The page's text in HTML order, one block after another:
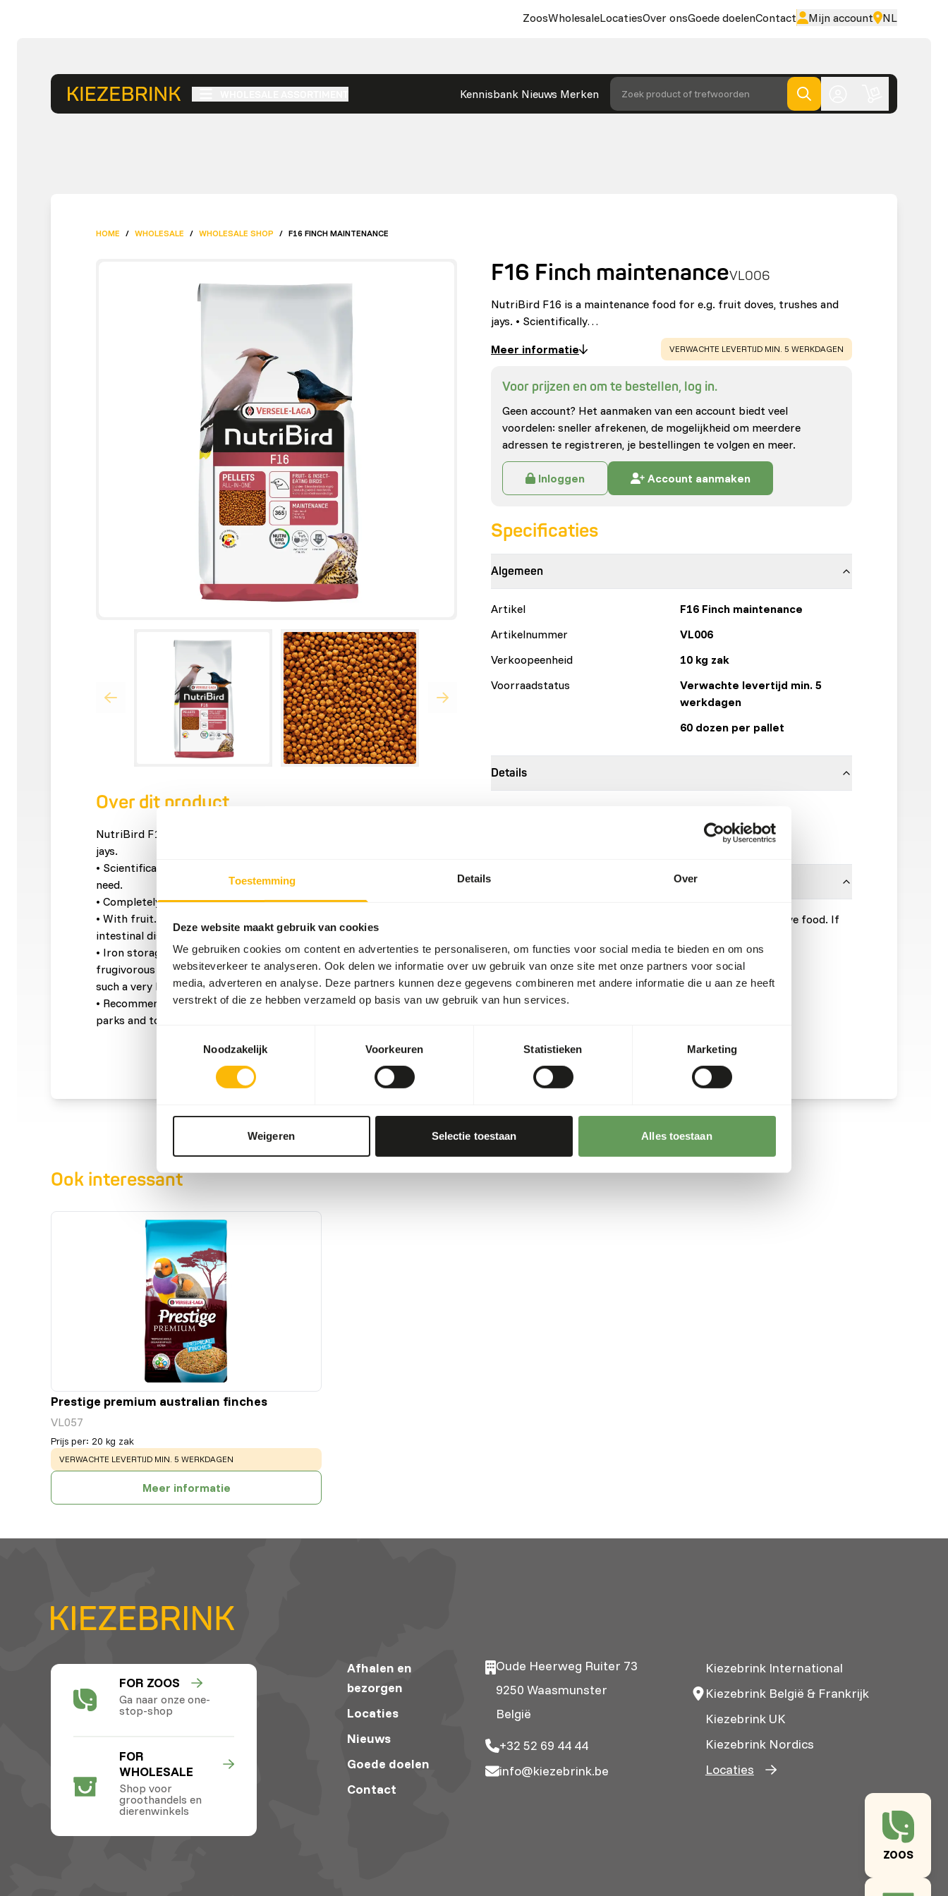
Toestemming Details Over
Deze website maakt gebruik van cookies
We gebruiken cookies om content en advertenties te personaliseren, om functies voor social media te bieden en om ons
websiteverkeer te analyseren. Ook delen we informatie over uw gebruik van onze site met onze partners voor social
media, adverteren en analyse. Deze partners kunnen deze gegevens combineren met andere informatie die u aan ze heeft
verstrekt of die ze hebben verzameld op basis van uw gebruik van hun services.
Noodzakelijk
Voorkeuren Statistieken Marketing
Weigeren Selectie toestaan Alles toestaan
ZoosWholesaleLocatiesOver onsGoede doelenContact Mijn account NL
Kennisbank Nieuws Merken Zoek product of trefwoorden
ZOOS
HOME / WHOLESALE / WHOLESALE SHOP / F16 FINCH MAINTENANCE
Over dit product
NutriBird F16 is a maintenance food for e.g. fruit doves, trushes and
jays.
• Scientifically approved composition with all the nutrients your birds
need.
• Completely consumable, prevents selective eating behaviour.
• With fruit. Supports the intestinal flora and protects against
intestinal disorders.
• Iron storage disease is a frequently occurring problem with
frugivorous and insectivorous birds; that is why NutriBird F16 has
such a very low iron content (max 85 ppm).
• Recommended by veterinarians and used worldwide by ornithological
parks and top breeders.
F16 Finch maintenanceVL006
NutriBird F16 is a maintenance food for e.g. fruit doves, trushes and
jays. • Scientifically…
Meer informatie
WARNING:
VERWACHTE LEVERTIJD MIN. 5 WERKDAGEN
Voor prijzen en om te bestellen, log in.
Geen account? Het aanmaken van een account biedt veel
voordelen: sneller afrekenen, de mogelijkheid om meerdere
adressen te registreren, je bestellingen te volgen en meer.
Inloggen Account aanmaken
Specificaties
Algemeen
Artikel
F16 Finch maintenance
Artikelnummer
VL006
Verkoopeenheid
10 kg zak
Voorraadstatus
Verwachte levertijd min. 5
werkdagen
60 dozen per pallet
Details
Klik hier
Administer freely, in combination with fresh fruit and/or live food. If
Ook interessant
Prestige premium australian finches
VL057
Prijs per: 20 kg zak
WARNING:
VERWACHTE LEVERTIJD MIN. 5 WERKDAGEN
Meer informatie
FOR ZOOS
Ga naar onze one-
stop-shop
FOR
WHOLESALE
Shop voor
groothandels en
dierenwinkels
Afhalen en
bezorgen
Locaties
Nieuws
Goede doelen
Contact
Oude Heerweg Ruiter 73
9250 Waasmunster
België
+32 52 69 44 44
info@kiezebrink.be
Kiezebrink International
Kiezebrink België & Frankrijk
Kiezebrink UK
Kiezebrink Nordics
Locaties